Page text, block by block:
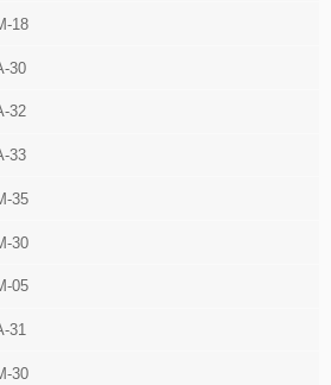
18
30
32
33
35
30
05
31
30